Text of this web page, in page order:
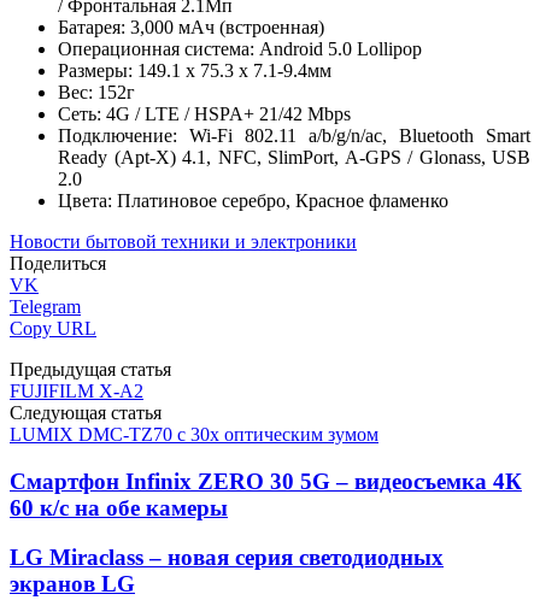
/ Фронтальная 2.1Мп
Батарея: 3,000 мАч (встроенная)
Операционная система: Android 5.0 Lollipop
Размеры: 149.1 x 75.3 x 7.1-9.4мм
Вес: 152г
Сеть: 4G / LTE / HSPA+ 21/42 Mbps
Подключение: Wi-Fi 802.11 a/b/g/n/ac, Bluetooth Smart
Ready (Apt-X) 4.1, NFC, SlimPort, A-GPS / Glonass, USB
2.0
Цвета: Платиновое серебро, Красное фламенко
Новости бытовой техники и электроники
Поделиться
VK
Telegram
Copy URL
Предыдущая статья
FUJIFILM X-A2
Следующая статья
LUMIX DMC-TZ70 с 30x оптическим зумом
Смартфон Infinix ZERO 30 5G – видеосъемка 4К
60 к/с на обе камеры
LG Miraclass – новая серия светодиодных
экранов LG